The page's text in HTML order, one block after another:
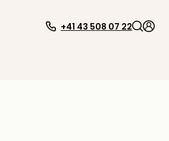
+41 43 508 07 22